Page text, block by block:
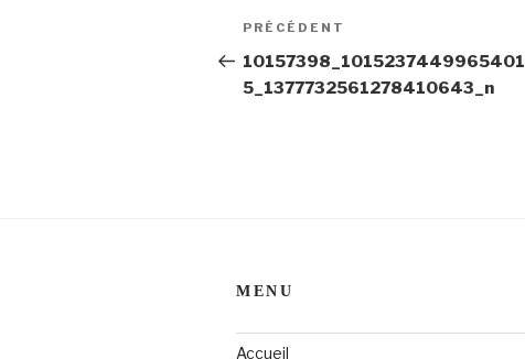
Navigation
de
l’article
Article
précédent
PRÉCÉDENT
10157398_1015237449965401
5_1377732561278410643_n
MENU
Accueil